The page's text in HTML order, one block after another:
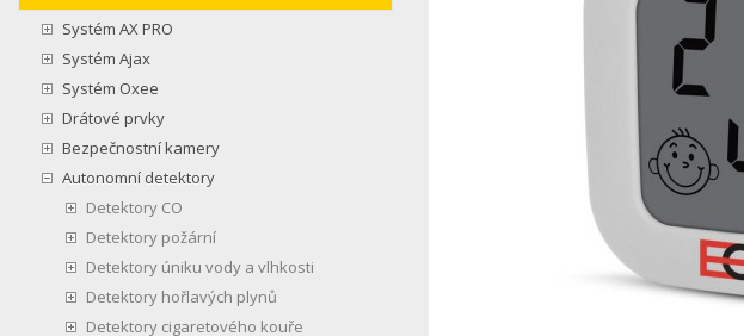
Systém AX PRO
Systém Ajax
Systém Oxee
Drátové prvky
Bezpečnostní kamery
Autonomní detektory
Detektory CO
Detektory požární
Detektory úniku vody a vlhkosti
Detektory hořlavých plynů
Detektory cigaretového kouře